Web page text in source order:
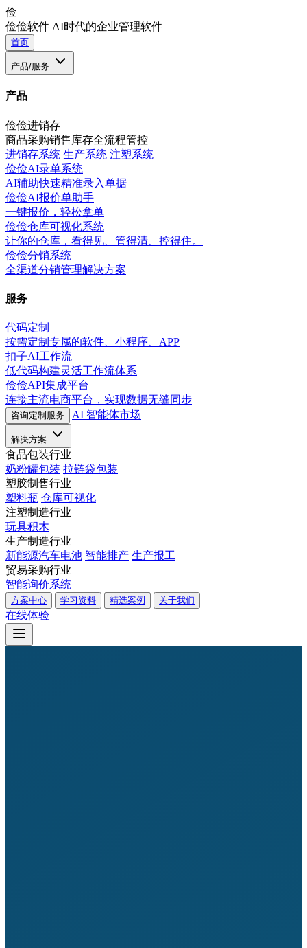
俭
俭俭软件 AI时代的企业管理软件
首页
产品/服务
产品
俭俭进销存
商品采购销售库存全流程管控
进销存系统 生产系统 注塑系统
俭俭AI录单系统
AI辅助快速精准录入单据
俭俭AI报价单助手
一键报价，轻松拿单
俭俭仓库可视化系统
让你的仓库，看得见、管得清、控得住。
俭俭分销系统
全渠道分销管理解决方案
服务
代码定制
按需定制专属的软件、小程序、APP
扣子AI工作流
低代码构建灵活工作流体系
俭俭API集成平台
连接主流电商平台，实现数据无缝同步
咨询定制服务 AI 智能体市场
解决方案
食品包装行业
奶粉罐包装 拉链袋包装
塑胶制售行业
塑料瓶 仓库可视化
注塑制造行业
玩具积木
生产制造行业
新能源汽车电池 智能排产 生产报工
贸易采购行业
智能询价系统
方案中心 学习资料 精选案例 关于我们
在线体验